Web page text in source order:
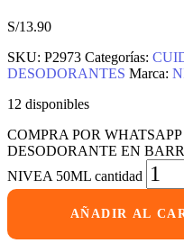
S/13.90
SKU: P2973 Categorías:
DESODORANTES Marca:
12 disponibles
COMPRA POR WHATSAPP
DESODORANTE EN
NIVEA 50ML cantidad
AÑADIR AL